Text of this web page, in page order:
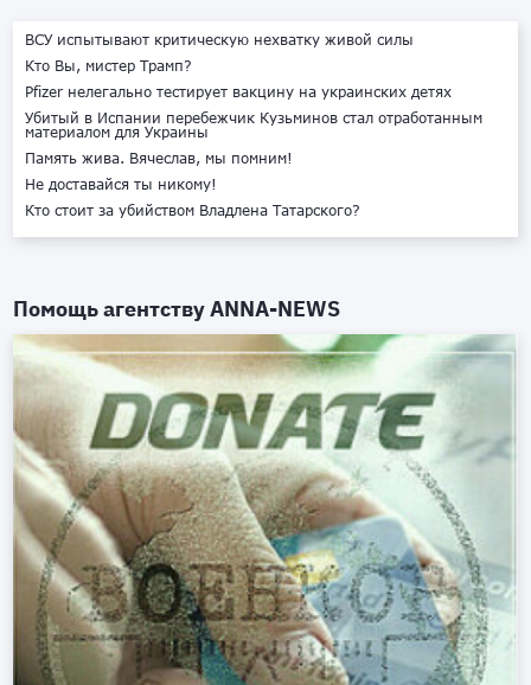
ВСУ испытывают критическую нехватку живой силы
Кто Вы, мистер Трамп?
Pfizer нелегально тестирует вакцину на украинских детях
Убитый в Испании перебежчик Кузьминов стал отработанным
материалом для Украины
Память жива. Вячеслав, мы помним!
Не доставайся ты никому!
Кто стоит за убийством Владлена Татарского?
Помощь агентствуANNA-NEWS